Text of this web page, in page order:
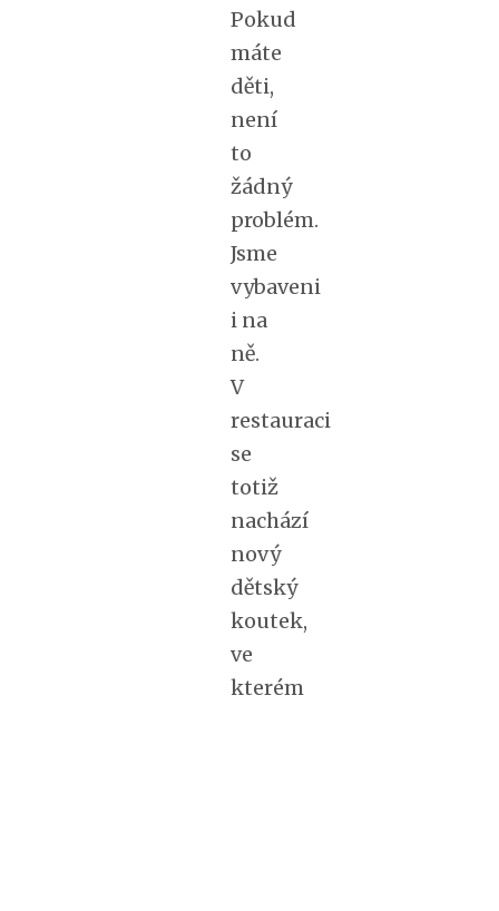
Pokud
máte
děti,
není
to
žádný
problém.
Jsme
vybaveni
i na
ně.
V
restauraci
se
totiž
nachází
nový
dětský
koutek,
ve
kterém